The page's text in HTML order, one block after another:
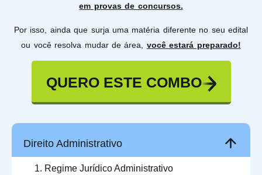
em provas de concursos.
Por isso, ainda que surja uma matéria diferente no seu edital
ou você resolva mudar de área, você estará preparado!
QUERO ESTE COMBO
Direito Administrativo
Regime Jurídico Administrativo